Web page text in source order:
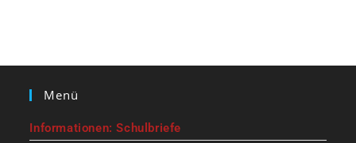
Menü
Informationen: Schulbriefe